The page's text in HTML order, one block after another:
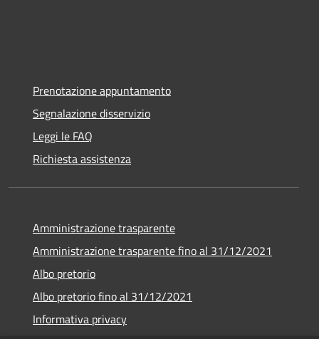
Prenotazione appuntamento
Segnalazione disservizio
Leggi le FAQ
Richiesta assistenza
Amministrazione trasparente
Amministrazione trasparente fino al 31/12/2021
Albo pretorio
Albo pretorio fino al 31/12/2021
Informativa privacy